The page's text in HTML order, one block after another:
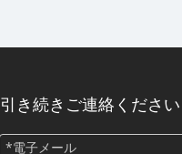
引き続きご連絡ください